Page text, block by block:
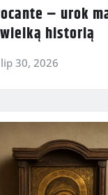
– urok
historią
lip 30, 2026